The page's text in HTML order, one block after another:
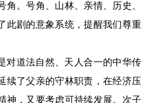
角。号角、山林、亲情、历史、
此剧的意象系统，提醒我们尊重
对道法自然、天人合一的中华传
续了父亲的守林职责，在经济压
神，又要考虑可持续发展。次子